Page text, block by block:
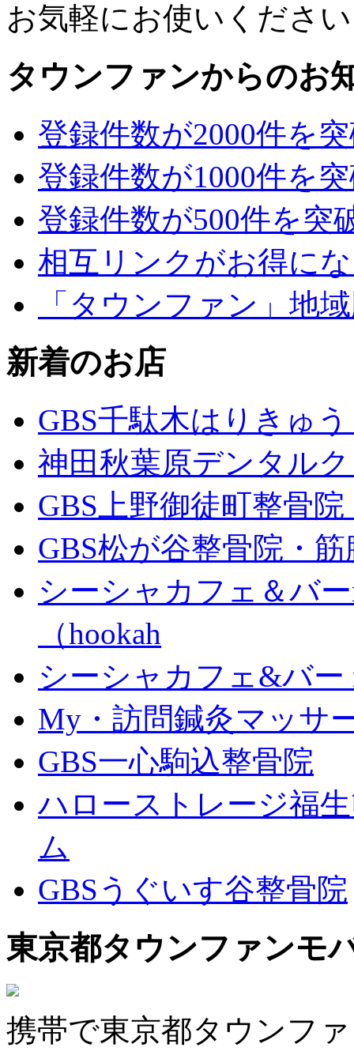
お気軽にお使いくださ
タウンファンからのお
登録件数が2000件を
登録件数が1000件を
登録件数が500件を突
相互リンクがお得に
「タウンファン」地
新着のお店
GBS千駄木はりきゅ
神田秋葉原デンタル
GBS上野御徒町整骨
GBS松が谷整骨院・
シーシャカフェ＆バ
（hookah
シーシャカフェ&バー
My・訪問鍼灸マッサ
GBS一心駒込整骨院
ハローストレージ福
ム
GBSうぐいす谷整骨院
東京都タウンファンモ
携帯で東京都タウンフ